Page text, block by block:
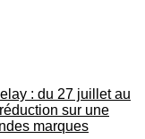
: du 27 juillet au
sur une
marques